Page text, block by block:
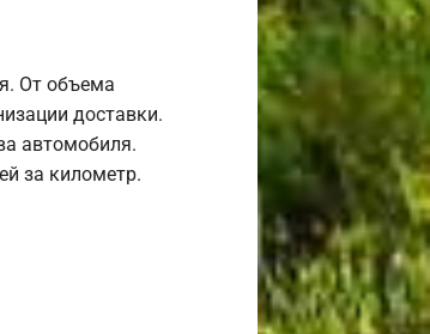
От объема
доставки.
автомобиля.
за километр.